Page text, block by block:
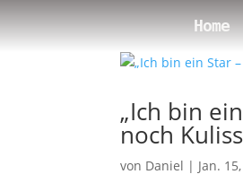
Home
„Ich bin
noch
von Daniel | Jan.